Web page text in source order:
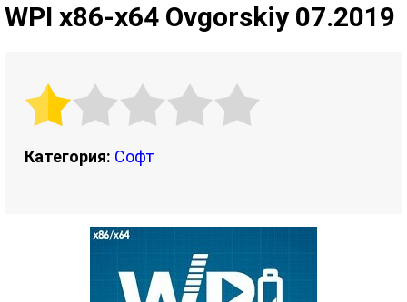
WPI x86-x64 Ovgorskiy 07.2019
Категория: Софт